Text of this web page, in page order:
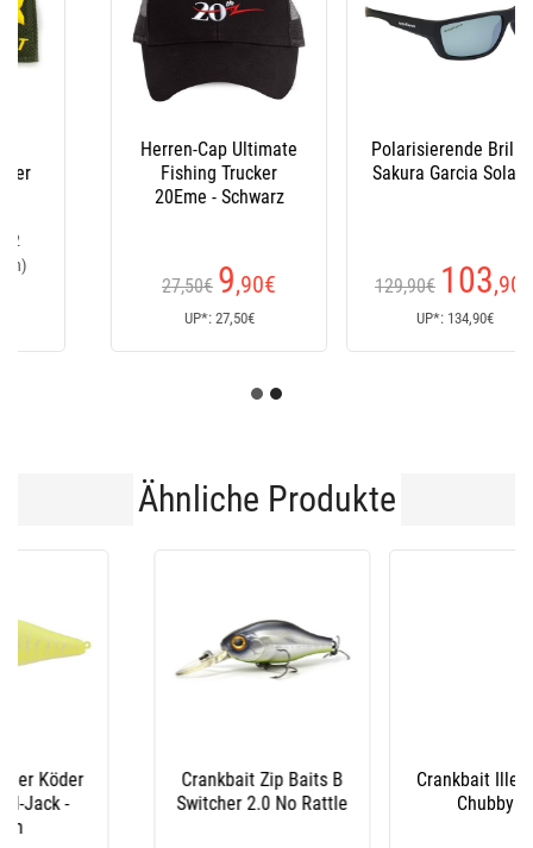
Polarisierende Brillen
Sakura Garcia Sola Pl
103,90€
Polarisierende Brillen
Sakura Pareloup Pl
129,90€ 103 ,90€
UP*: 134,90€
Ähnliche Produkte
Crankbait Illex Diving
Schwimmender Köder
Zip Baits B Switcher